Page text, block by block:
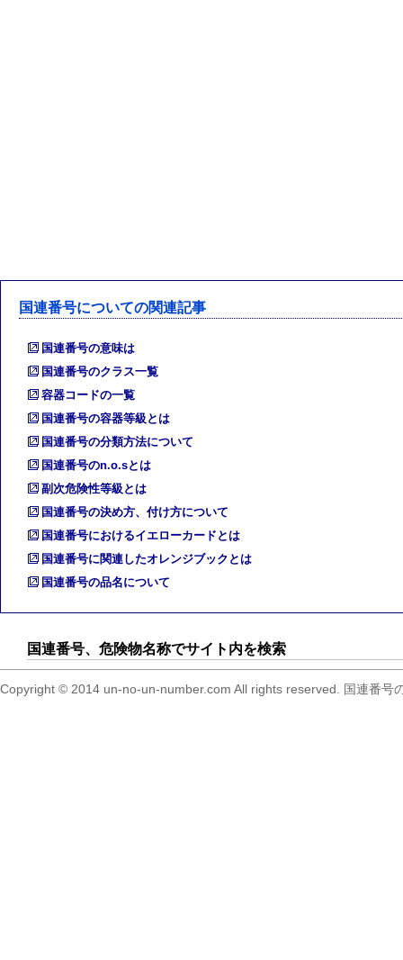
国連番号についての関連記事
国連番号の意味は
国連番号のクラス一覧
容器コードの一覧
国連番号の容器等級とは
国連番号の分類方法について
国連番号のn.o.sとは
副次危険性等級とは
国連番号の決め方、付け方について
国連番号におけるイエローカードとは
国連番号に関連したオレンジブックとは
国連番号の品名について
国連番号、危険物名称でサイト内を検索
Copyright © 2014 un-no-un-number.com All rights reserved. 国連番号